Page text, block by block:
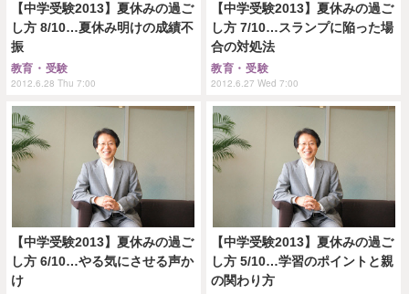
【中学受験2013】夏休みの過ご
し方 8/10…夏休み明けの成績不
振
教育・受験
2012.6.28 Thu 7:00
【中学受験2013】夏休みの過ご
し方 7/10…スランプに陥った場
合の対処法
教育・受験
2012.6.27 Wed 7:00
【中学受験2013】夏休みの過ご
し方 6/10…やる気にさせる声か
け
【中学受験2013】夏休みの過ご
し方 5/10…学習のポイントと親
の関わり方